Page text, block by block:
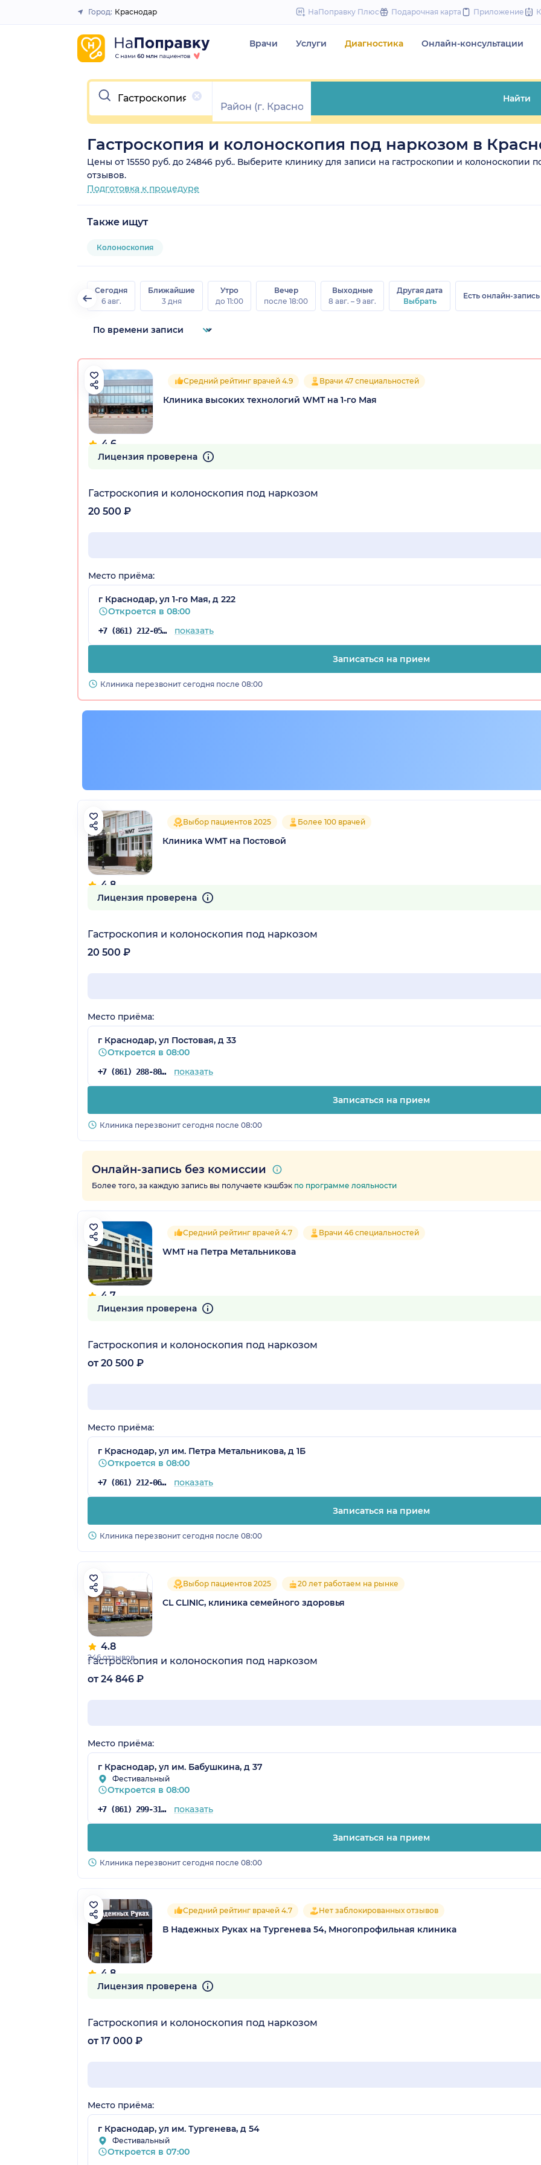
to
Закрыть
Город: Краснодар НаПоправку Плюс Подарочная карта Приложение
Врачи Услуги Диагностика Онлайн-консультации
Очистить
Найти
Гастроскопия и колоноскопия под наркозом в
Цены от 15550 руб. до 24846 руб.. Выберите клинику для записи на гастроскопии и колоноскопии
отзывов.
Подготовка к процедуре
Также ищут
Колоноскопия
Сегодня
6 авг.
Ближайшие
3 дня
Утро
до 11:00
Вечер
после 18:00
Выходные
8 авг. – 9 авг.
Другая дата
Выбрать
Есть онлайн-запись
4.6
30 отзывов
Средний рейтинг врачей 4.9 Врачи 47 специальностей
Клиника высоких технологий WMT на 1-го Мая
Лицензия проверена
Гастроскопия и колоноскопия под наркозом
20 500 ₽
Место приёма:
г Краснодар, ул 1-го Мая, д 222
Откроется в 08:00
+7 (861) 212-05-78 показать
Записаться на прием
Клиника перезвонит сегодня после 08:00
4.8
626 отзывов
Выбор пациентов 2025 Более 100 врачей
Клиника WMT на Постовой
Лицензия проверена
Гастроскопия и колоноскопия под наркозом
20 500 ₽
Место приёма:
г Краснодар, ул Постовая, д 33
Откроется в 08:00
+7 (861) 288-80-76 показать
Записаться на прием
Клиника перезвонит сегодня после 08:00
Онлайн-запись без комиссии
Более того, за каждую запись вы получаете кэшбэк по программе лояльности
4.7
14 отзывов
Средний рейтинг врачей 4.7 Врачи 46 специальностей
WMT на Петра Метальникова
Лицензия проверена
Гастроскопия и колоноскопия под наркозом
от 20 500 ₽
Место приёма:
г Краснодар, ул им. Петра Метальникова, д 1Б
Откроется в 08:00
+7 (861) 212-06-24 показать
Записаться на прием
Клиника перезвонит сегодня после 08:00
4.8
246 отзывов
Выбор пациентов 2025 20 лет работаем на рынке
CL CLINIC, клиника семейного здоровья
Гастроскопия и колоноскопия под наркозом
от 24 846 ₽
Место приёма:
г Краснодар, ул им. Бабушкина, д 37
Фестивальный
Откроется в 08:00
+7 (861) 299-31-08 показать
Записаться на прием
Клиника перезвонит сегодня после 08:00
4.8
114 отзывов
Средний рейтинг врачей 4.7 Нет заблокированных отзывов
В Надежных Руках на Тургенева 54, Многопрофильная клиника
Лицензия проверена
Гастроскопия и колоноскопия под наркозом
от 17 000 ₽
Место приёма:
г Краснодар, ул им. Тургенева, д 54
Фестивальный
Откроется в 07:00